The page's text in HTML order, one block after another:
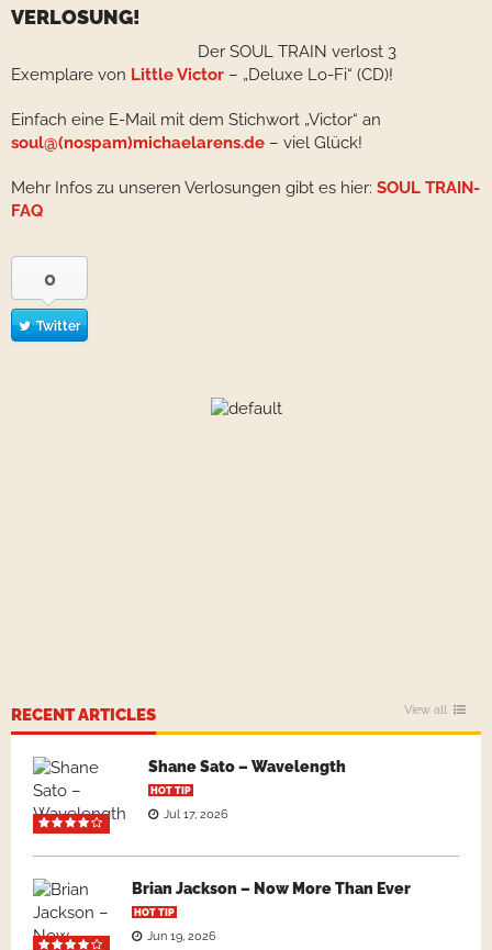
VERLOSUNG!
Der SOUL TRAIN verlost 3
Exemplare von Little Victor – „Deluxe Lo-Fi“ (CD)!
Einfach eine E-Mail mit dem Stichwort „Victor“ an
soul@(nospam)michaelarens.de – viel Glück!
Mehr Infos zu unseren Verlosungen gibt es hier: SOUL TRAIN-
FAQ
0
Twitter
RECENT ARTICLES View all
Shane Sato – Wavelength
HOT TIP
Jul 17, 2026
Brian Jackson – Now More Than Ever
HOT TIP
Jun 19, 2026